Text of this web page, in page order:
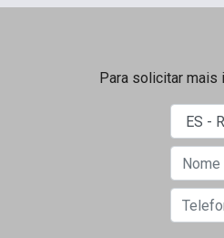
Para solicitar mais